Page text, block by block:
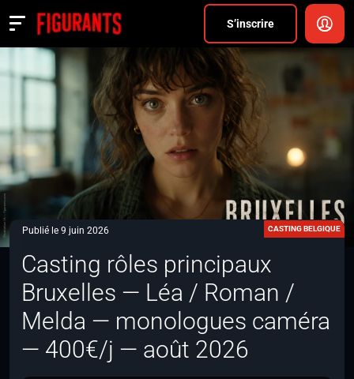
S’inscrire
Actualités
ANNONCER
FAQ
S’inscrire
CONNEXION
Publié le 9 juin 2026
CASTING BELGIQUE
Casting rôles principaux
Bruxelles — Léa / Roman /
Melda — monologues caméra
— 400€/j — août 2026